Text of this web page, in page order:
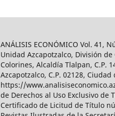
ANÁLISIS ECONÓMICO Vol.
Unidad Azcapotzalco, División
Colorines, Alcaldía Tlalpan, C.P.
Azcapotzalco, C.P. 02128,
https://
de Derechos al Uso Exclusivo de
Certificado de Licitud de Título